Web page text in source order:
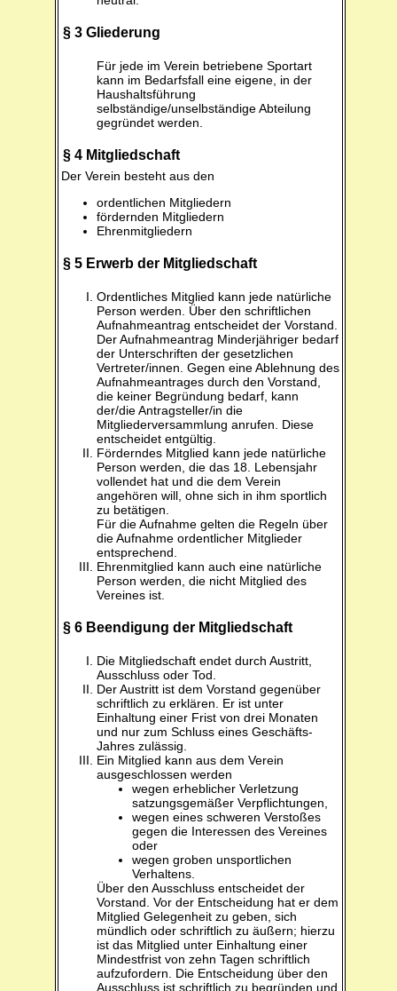
§ 3 Gliederung
Für jede im Verein betriebene Sportart
kann im Bedarfsfall eine eigene, in der
Haushaltsführung
selbständige/unselbständige Abteilung
gegründet werden.
§ 4 Mitgliedschaft
Der Verein besteht aus den
ordentlichen Mitgliedern
fördernden Mitgliedern
Ehrenmitgliedern
§ 5 Erwerb der Mitgliedschaft
Ordentliches Mitglied kann jede natürliche
Person werden. Über den schriftlichen
Aufnahmeantrag entscheidet der Vorstand.
Der Aufnahmeantrag Minderjähriger bedarf
der Unterschriften der gesetzlichen
Vertreter/innen. Gegen eine Ablehnung des
Aufnahmeantrages durch den Vorstand,
die keiner Begründung bedarf, kann
der/die Antragsteller/in die
Mitgliederversammlung anrufen. Diese
entscheidet entgültig.
Förderndes Mitglied kann jede natürliche
Person werden, die das 18. Lebensjahr
vollendet hat und die dem Verein
angehören will, ohne sich in ihm sportlich
zu betätigen.
Für die Aufnahme gelten die Regeln über
die Aufnahme ordentlicher Mitglieder
entsprechend.
Ehrenmitglied kann auch eine natürliche
Person werden, die nicht Mitglied des
Vereines ist.
§ 6 Beendigung der Mitgliedschaft
Die Mitgliedschaft endet durch Austritt,
Ausschluss oder Tod.
Der Austritt ist dem Vorstand gegenüber
schriftlich zu erklären. Er ist unter
Einhaltung einer Frist von drei Monaten
und nur zum Schluss eines Geschäfts-
Jahres zulässig.
Ein Mitglied kann aus dem Verein
ausgeschlossen werden
wegen erheblicher Verletzung
satzungsgemäßer Verpflichtungen,
wegen eines schweren Verstoßes
gegen die Interessen des Vereines
oder
wegen groben unsportlichen
Verhaltens.
Über den Ausschluss entscheidet der
Vorstand. Vor der Entscheidung hat er dem
Mitglied Gelegenheit zu geben, sich
mündlich oder schriftlich zu äußern; hierzu
ist das Mitglied unter Einhaltung einer
Mindestfrist von zehn Tagen schriftlich
aufzufordern. Die Entscheidung über den
Ausschluss ist schriftlich zu begründen und